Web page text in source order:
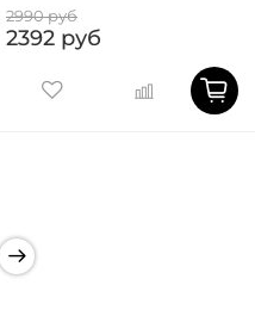
2990 руб
2392 руб